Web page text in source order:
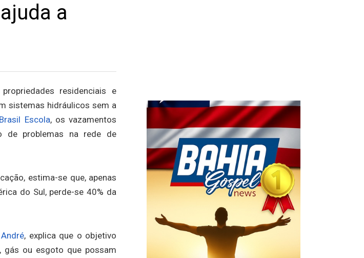
a
residenciais e
sistemas hidráulicos sem a
Brasil Escola, os vazamentos
de problemas na rede de
estima-se que, apenas
do Sul, perde-se 40% da
, explica que o objetivo
gás ou esgoto que possam